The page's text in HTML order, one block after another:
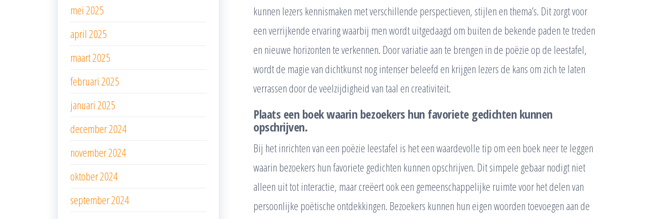
kunnen lezers kennismaken met verschillende perspectieven, stijlen en thema’s. Dit zorgt voor
een verrijkende ervaring waarbij men wordt uitgedaagd om buiten de bekende paden te treden
en nieuwe horizonten te verkennen. Door variatie aan te brengen in de poëzie op de leestafel,
wordt de magie van dichtkunst nog intenser beleefd en krijgen lezers de kans om zich te laten
verrassen door de veelzijdigheid van taal en creativiteit.
Plaats een boek waarin bezoekers hun favoriete gedichten kunnen
opschrijven.
Bij het inrichten van een poëzie leestafel is het een waardevolle tip om een boek neer te leggen
waarin bezoekers hun favoriete gedichten kunnen opschrijven. Dit simpele gebaar nodigt niet
alleen uit tot interactie, maar creëert ook een gemeenschappelijke ruimte voor het delen van
persoonlijke poëtische ontdekkingen. Bezoekers kunnen hun eigen woorden toevoegen aan de
mei 2025
april 2025
maart 2025
februari 2025
januari 2025
december 2024
november 2024
oktober 2024
september 2024